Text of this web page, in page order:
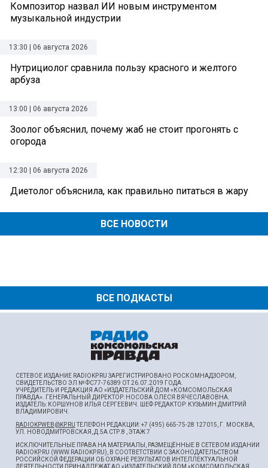
ВСЕ ПОДКАСТЫ
Композитор назвал ИИ новым инструментом
музыкальной индустрии
13:30 | 06 августа 2026
Нутрициолог сравнила пользу красного и желтого
арбуза
13:00 | 06 августа 2026
Зоолог объяснил, почему жаб не стоит прогонять с
огорода
12:30 | 06 августа 2026
Диетолог объяснила, как правильно питаться в жару
ВСЕ НОВОСТИ
СЕТЕВОЕ ИЗДАНИЕ RADIOKP.RU ЗАРЕГИСТРИРОВАНО РОСКОМНАДЗОРОМ,
СВИДЕТЕЛЬСТВО ЭЛ № ФС77-76389 ОТ 26.07.2019 ГОДА.
УЧРЕДИТЕЛЬ И РЕДАКЦИЯ АО «ИЗДАТЕЛЬСКИЙ ДОМ «КОМСОМОЛЬСКАЯ
ПРАВДА». ГЕНЕРАЛЬНЫЙ ДИРЕКТОР: НОСОВА ОЛЕСЯ ВЯЧЕСЛАВОВНА.
ИЗДАТЕЛЬ: КОРШУНОВ ИЛЬЯ СЕРГЕЕВИЧ. ШEФ РЕДАКТОР: КУЗЬМИН ДМИТРИЙ
ВЛАДИМИРОВИЧ.
RADIOKPWEB@KP.RUТЕЛЕФОН РЕДАКЦИИ: +7 (495) 665-75-28 127015, Г. МОСКВА,
УЛ. НОВОДМИТРОВСКАЯ, Д.5А СТР.8 , ЭТАЖ 7
ИСКЛЮЧИТЕЛЬНЫЕ ПРАВА НА МАТЕРИАЛЫ, РАЗМЕЩЁННЫЕ В СЕТЕВОМ ИЗДАНИИ
RADIOKP.RU (WWW.RADIOKP.RU), В СООТВЕТСТВИИ С ЗАКОНОДАТЕЛЬСТВОМ
РОССИЙСКОЙ ФЕДЕРАЦИИ ОБ ОХРАНЕ РЕЗУЛЬТАТОВ ИНТЕЛЛЕКТУАЛЬНОЙ
ДЕЯТЕЛЬНОСТИ ПРИНАДЛЕЖАТ АО «ИЗДАТЕЛЬСКИЙ ДОМ «КОМСОМОЛЬСКАЯ